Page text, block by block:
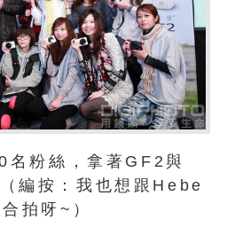
粉絲，拿著GF2與
編按：我也想跟Hebe
拍呀~）